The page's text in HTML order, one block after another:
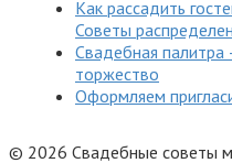
Как рассадить
Советы
Свадебная палитра
торжество
Оформляем
© 2026 Свадебные советы